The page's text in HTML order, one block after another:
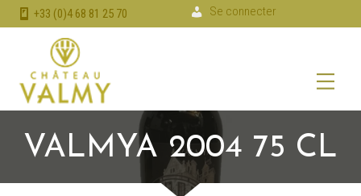
+33 (0)4 68 81 25 70 Se connecter
VALMYA 2004 75 CL